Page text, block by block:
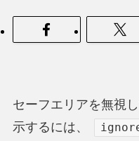
セーフエリアを無視
示するには、